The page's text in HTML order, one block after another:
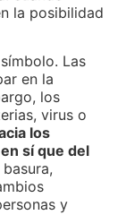
la posibilidad
Las
en la
los
virus o
los
sí que del
y